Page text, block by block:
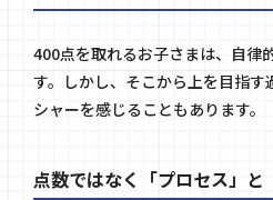
400点を取れるお子さまは、自律
す。しかし、そこから上を目指す
シャーを感じることもあります。
点数ではなく「プロセス」と